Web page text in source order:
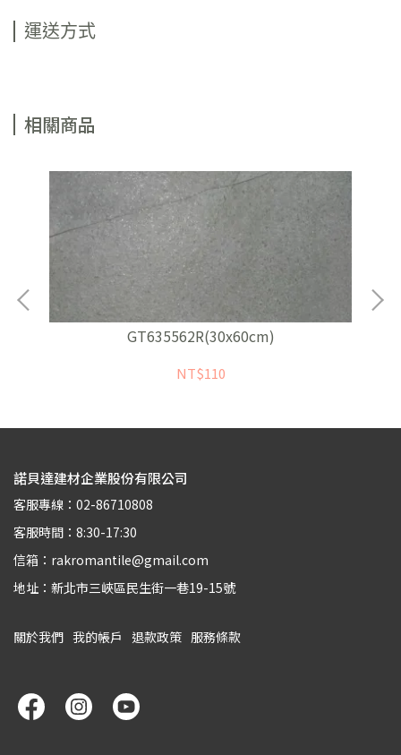
運送方式
相關商品
GT635562R(30x60cm)
NT$110
諾貝達建材企業股份有限公司
客服專線：02-86710808
客服時間：8:30-17:30
信箱：rakromantile@gmail.com
地址：新北市三峽區民生街一巷19-15號
關於我們 我的帳戶 退款政策 服務條款